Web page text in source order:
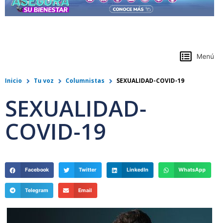
Menú
Inicio Tu voz Columnistas SEXUALIDAD-COVID-19
SEXUALIDAD-
COVID-19
Facebook Twitter LinkedIn WhatsApp
Telegram Email